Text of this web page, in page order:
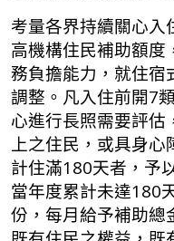
考量各界持續關心入
高機構住民補助額度
務負擔能力，就住宿
調整。凡入住前開7
心進行長照需要評估
上之住民，或具身
計住滿180天者，予
當年度累計未達180
份，每月給予補助總